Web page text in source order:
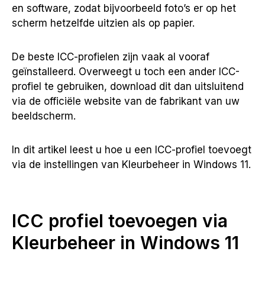
en software, zodat bijvoorbeeld foto’s er op het
scherm hetzelfde uitzien als op papier.
De beste ICC-profielen zijn vaak al vooraf
geïnstalleerd. Overweegt u toch een ander ICC-
profiel te gebruiken, download dit dan uitsluitend
via de officiële website van de fabrikant van uw
beeldscherm.
In dit artikel leest u hoe u een ICC-profiel toevoegt
via de instellingen van Kleurbeheer in Windows 11.
ICC profiel toevoegen via
Kleurbeheer in Windows 11